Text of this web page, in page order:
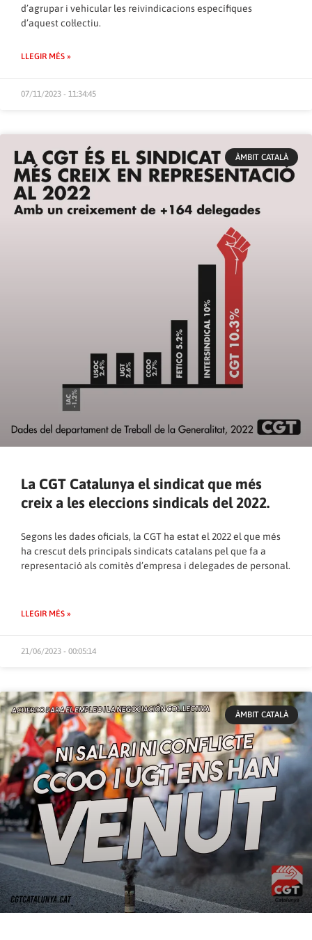
d’agrupar i vehicular les reivindicacions específiques
d’aquest col·lectiu.
LLEGIR MÉS »
07/11/2023 - 11:34:45
ÀMBIT CATALÀ
La CGT Catalunya el sindicat que més
creix a les eleccions sindicals del 2022.
Segons les dades oficials, la CGT ha estat el 2022 el que més
ha crescut dels principals sindicats catalans pel que fa a
representació als comitès d’empresa i delegades de personal.
LLEGIR MÉS »
21/06/2023 - 00:05:14
ÀMBIT CATALÀ